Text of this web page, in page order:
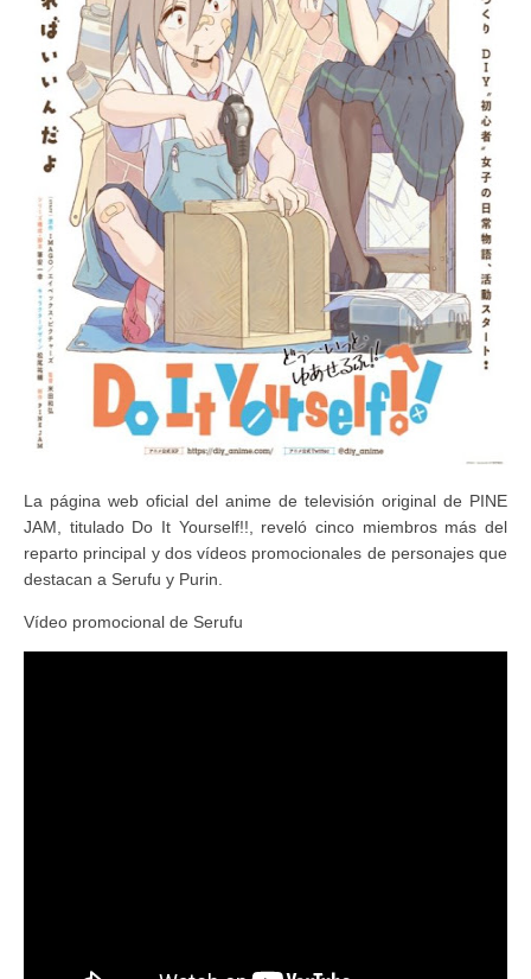
La página web oficial del anime de televisión original de PINE
JAM, titulado Do It Yourself!!, reveló cinco miembros más del
reparto principal y dos vídeos promocionales de personajes que
destacan a Serufu y Purin.
Vídeo promocional de Serufu